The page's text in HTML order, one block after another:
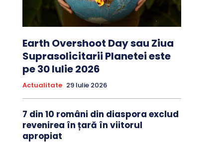
Earth Overshoot Day sau Ziua
Suprasolicitarii Planetei este
pe 30 Iulie 2026
Actualitate 29 Iulie 2026
7 din 10 români din diaspora exclud
revenirea în țară în viitorul
apropiat